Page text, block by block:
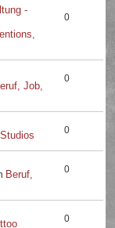
-
0
Job,
0
0
Beruf,
0
0